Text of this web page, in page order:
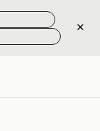
×